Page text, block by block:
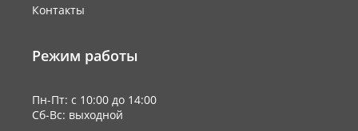
Контакты
Режим работы
Пн-Пт: с 10:00 до 14:00
Сб-Вс: выходной